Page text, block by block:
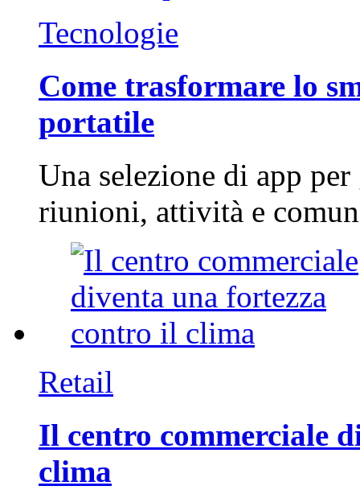
Tecnologie
Come trasformare lo
portatile
Una selezione di app
riunioni, attività e
Retail
Il centro commerciale
clima